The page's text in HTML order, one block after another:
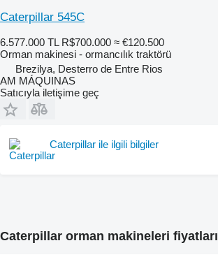
Caterpillar 545C
6.577.000 TL R$700.000 ≈ €120.500
Orman makinesi - ormancılık traktörü
Brezilya, Desterro de Entre Rios
AM MÁQUINAS
Satıcıyla iletişime geç
Caterpillar ile ilgili bilgiler
Caterpillar orman makineleri fiyatları